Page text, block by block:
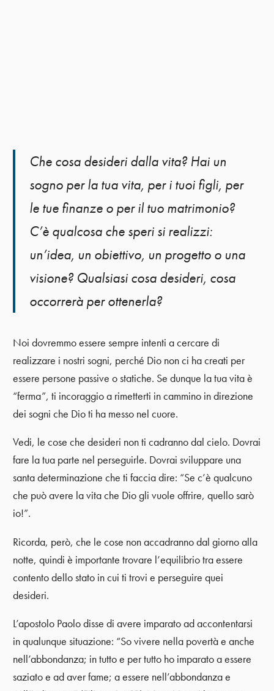
Che cosa desideri dalla vita? Hai un
sogno per la tua vita, per i tuoi figli, per
le tue finanze o per il tuo matrimonio?
C’è qualcosa che speri si realizzi:
un’idea, un obiettivo, un progetto o una
visione? Qualsiasi cosa desideri, cosa
occorrerà per ottenerla?
Noi dovremmo essere sempre intenti a cercare di
realizzare i nostri sogni, perché Dio non ci ha creati per
essere persone passive o statiche. Se dunque la tua vita è
“ferma”, ti incoraggio a rimetterti in cammino in direzione
dei sogni che Dio ti ha messo nel cuore.
Vedi, le cose che desideri non ti cadranno dal cielo. Dovrai
fare la tua parte nel perseguirle. Dovrai sviluppare una
santa determinazione che ti faccia dire: “Se c’è qualcuno
che può avere la vita che Dio gli vuole offrire, quello sarò
io!”.
Ricorda, però, che le cose non accadranno dal giorno alla
notte, quindi è importante trovare l’equilibrio tra essere
contento dello stato in cui ti trovi e perseguire quei
desideri.
L’apostolo Paolo disse di avere imparato ad accontentarsi
in qualunque situazione: “So vivere nella povertà e anche
nell’abbondanza; in tutto e per tutto ho imparato a essere
saziato e ad aver fame; a essere nell’abbondanza e